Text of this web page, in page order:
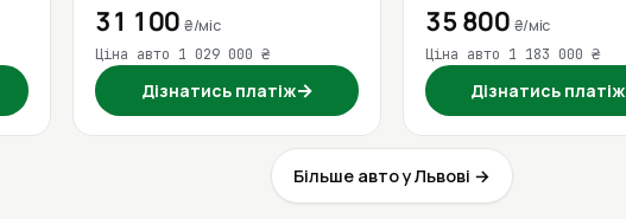
31 100₴/міс
Ціна авто 1 029 000 ₴
Дізнатись платіж→
35 800 ₴/міс
Ціна авто 1 183 000 ₴
Дізнатись платіж
Більше авто у Львові →